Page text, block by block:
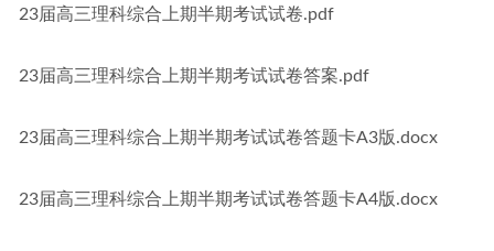
23届高三理科综合上期半期考试试卷.pdf
23届高三理科综合上期半期考试试卷答案.pdf
23届高三理科综合上期半期考试试卷答题卡A3版.docx
23届高三理科综合上期半期考试试卷答题卡A4版.docx